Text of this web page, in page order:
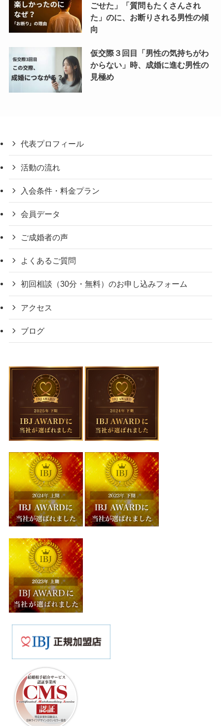
ごせた」「質問もたくさんされ
た」のに、お断りされる男性の傾
向
仮交際３回目「男性の気持ちがわ
からない」時、成婚に進む男性の
見極め
代表プロフィール
活動の流れ
入会条件・料金プラン
会員データ
ご成婚者の声
よくあるご質問
初回相談（30分・無料）のお申し込みフォーム
アクセス
ブログ